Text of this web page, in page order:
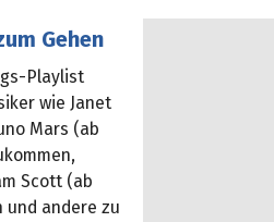
Gehen
Playlist
wie Janet
Mars (ab
Scott (ab
und andere zu